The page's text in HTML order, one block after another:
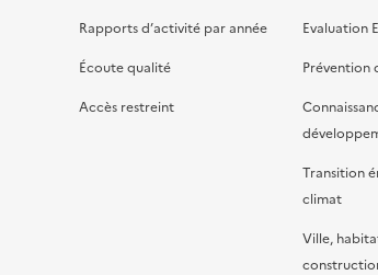
Rapports d’activité par année
Écoute qualité
Accès restreint
Evaluation
Prévention
Transition
climat
Ville,